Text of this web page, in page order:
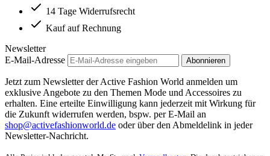
14 Tage Widerrufsrecht
Kauf auf Rechnung
Newsletter
E-Mail-Adresse
Abonnieren
Jetzt zum Newsletter der Active Fashion World anmelden um
exklusive Angebote zu den Themen Mode und Accessoires zu
erhalten. Eine erteilte Einwilligung kann jederzeit mit Wirkung für
die Zukunft widerrufen werden, bspw. per E-Mail an
shop@activefashionworld.de oder über den Abmeldelink in jeder
Newsletter-Nachricht.